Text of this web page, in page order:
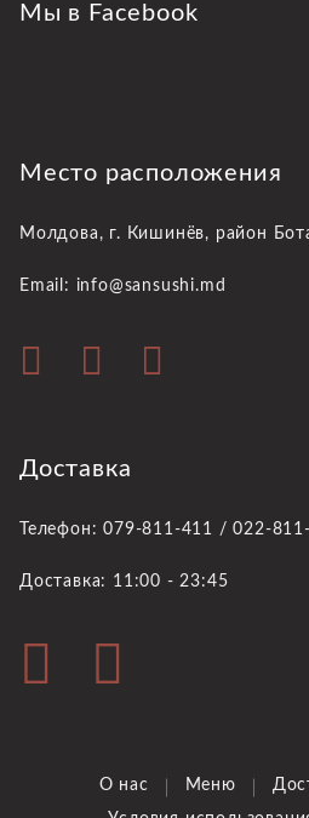
Мы в Facebook
Место расположения
Молдова, г. Кишинёв, район
Email: info@sansushi.md
Доставка
Телефон: 079-811-411 / 022-
Доставка: 11:00 - 23:45
О нас Меню